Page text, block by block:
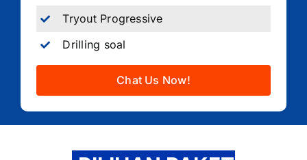
Tryout Progressive
Drilling soal
Chat Us Now!